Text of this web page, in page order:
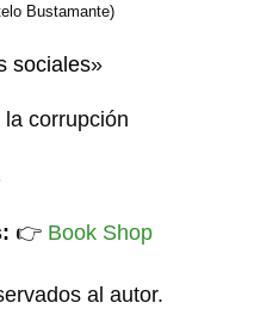
Bustamante)
sociales»
la corrupción
👉 Book Shop
al autor.